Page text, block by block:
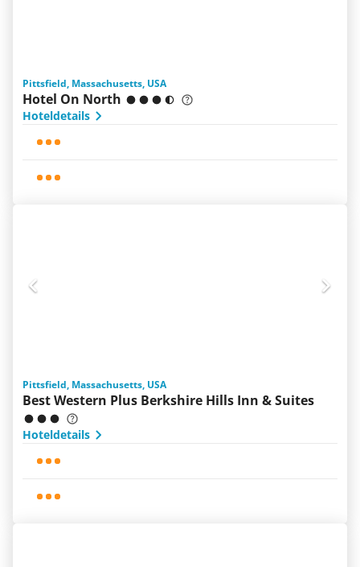
Pittsfield, Massachusetts, USA
Hotel On North
Hoteldetails
Pittsfield, Massachusetts, USA
Best Western Plus Berkshire Hills Inn & Suites
Hoteldetails